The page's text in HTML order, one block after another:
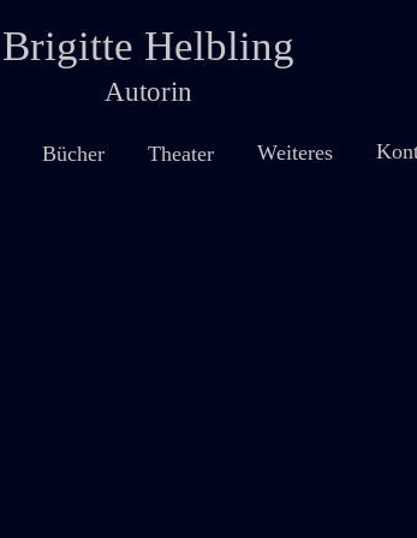
Brigitte Helbling
Autorin
Bücher Theater Weiteres